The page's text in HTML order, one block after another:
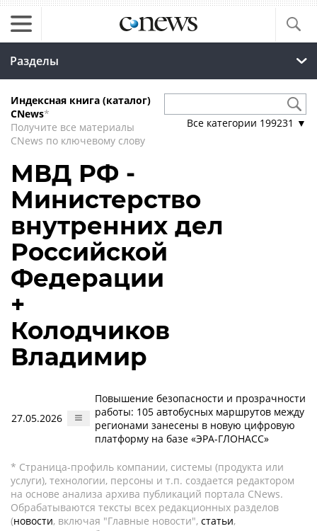
Разделы
Индексная книга (каталог)
CNews*
Получите все материалы
CNews по ключевому слову
Все категории 199231 ▼
МВД РФ -
Министерство
внутренних дел
Российской
Федерации
+
Колодчиков
Владимир
27.05.2026
Повышение безопасности и прозрачности
работы: 105 автобусных маршрутов между
регионами занесены в новую цифровую
платформу на базе «ЭРА-ГЛОНАСС»
* Страница-профиль компании, системы (продукта или
услуги), технологии, персоны и т.п. создается редактором
на основе анализа архива публикаций портала CNews.
Обрабатываются тексты всех редакционных разделов
(новости, включая "Главные новости", статьи,